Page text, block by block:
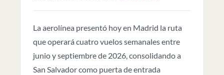
La aerolínea presentó hoy en Madrid la ruta
que operará cuatro vuelos semanales entre
junio y septiembre de 2026, consolidando a
San Salvador como puerta de entrada